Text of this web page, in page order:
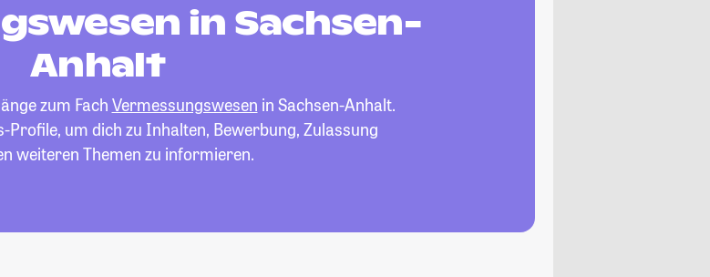
in Sachsen-
Anhalt
zum Fach Vermessungswesen in Sachsen-Anhalt.
Profile, um dich zu Inhalten, Bewerbung, Zulassung
weiteren Themen zu informieren.